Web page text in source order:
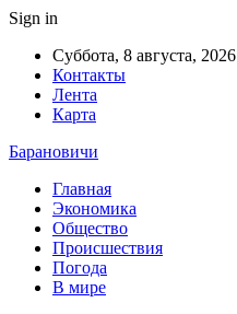
Sign in
Суббота, 8 августа, 2026
Контакты
Лента
Карта
Барановичи
Главная
Экономика
Общество
Происшествия
Погода
В мире